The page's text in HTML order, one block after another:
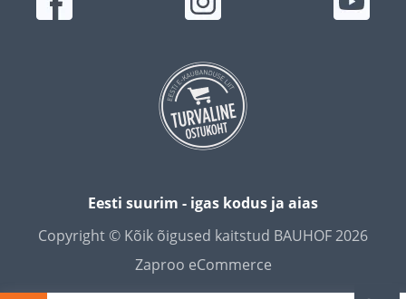
Eesti suurim - igas kodus ja aias
Copyright © Kõik õigused kaitstud BAUHOF 2026
Zaproo eCommerce